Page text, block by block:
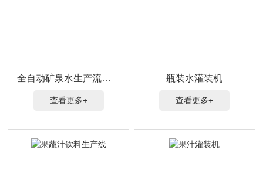
全自动矿泉水生产流水线
查看更多+
瓶装水灌装机
查看更多+